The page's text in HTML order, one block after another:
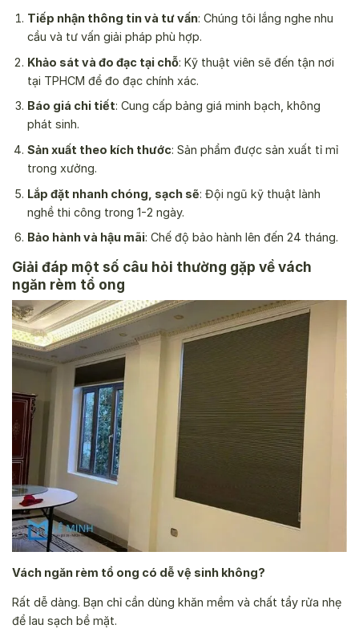
Tiếp nhận thông tin và tư vấn: Chúng tôi lắng nghe nhu
cầu và tư vấn giải pháp phù hợp.
Khảo sát và đo đạc tại chỗ: Kỹ thuật viên sẽ đến tận nơi
tại TPHCM để đo đạc chính xác.
Báo giá chi tiết: Cung cấp bảng giá minh bạch, không
phát sinh.
Sản xuất theo kích thước: Sản phẩm được sản xuất tỉ mỉ
trong xưởng.
Lắp đặt nhanh chóng, sạch sẽ: Đội ngũ kỹ thuật lành
nghề thi công trong 1-2 ngày.
Bảo hành và hậu mãi: Chế độ bảo hành lên đến 24 tháng.
Giải đáp một số câu hỏi thường gặp về vách
ngăn rèm tổ ong
Vách ngăn rèm tổ ong có dễ vệ sinh không?
Rất dễ dàng. Bạn chỉ cần dùng khăn mềm và chất tẩy rửa nhẹ
để lau sạch bề mặt.